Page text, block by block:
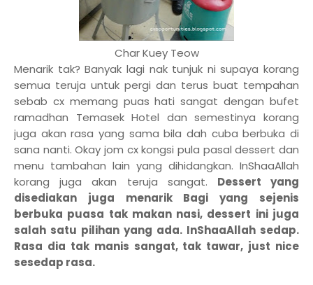
Char Kuey Teow
Menarik tak? Banyak lagi nak tunjuk ni supaya korang
semua teruja untuk pergi dan terus buat tempahan
sebab cx memang puas hati sangat dengan bufet
ramadhan Temasek Hotel dan semestinya korang
juga akan rasa yang sama bila dah cuba berbuka di
sana nanti. Okay jom cx kongsi pula pasal dessert dan
menu tambahan lain yang dihidangkan. InShaaAllah
korang juga akan teruja sangat. Dessert yang
disediakan juga menarik Bagi yang sejenis
berbuka puasa tak makan nasi, dessert ini juga
salah satu pilihan yang ada. InShaaAllah sedap.
Rasa dia tak manis sangat, tak tawar, just nice
sesedap rasa.